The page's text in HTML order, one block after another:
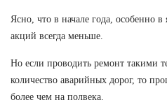
Ясно, что в начале года, особенно
акций всегда меньше.
Но если проводить ремонт такими
количество аварийных дорог, то
более чем на полвека.